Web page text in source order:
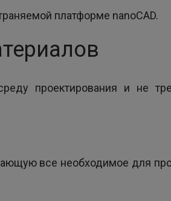
платформе nanoCAD.
проектирования и не
все необходимое для